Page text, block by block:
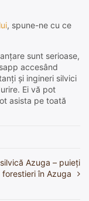
, spune-ne cu ce
sunt serioase,
accesând
și ingineri silvici
Ei vă pot
asista pe toată
Azuga – puieți
forestieri în Azuga